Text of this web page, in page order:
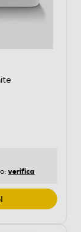
verifica